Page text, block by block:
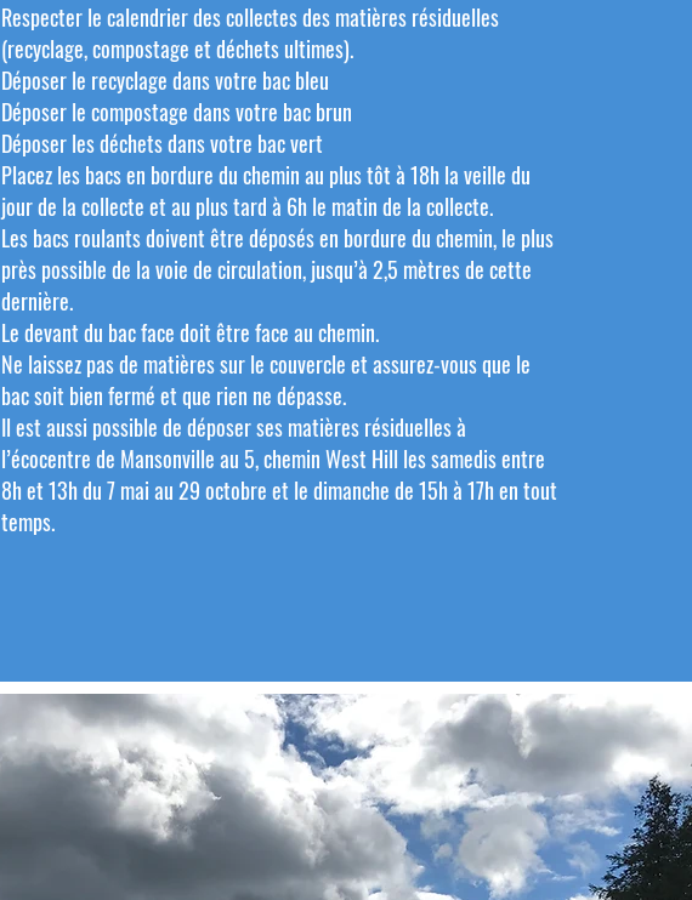
Respecter le calendrier des collectes des matières résiduelles
(recyclage, compostage et déchets ultimes).
Déposer le recyclage dans votre bac bleu
Déposer le compostage dans votre bac brun
Déposer les déchets dans votre bac vert
Placez les bacs en bordure du chemin au plus tôt à 18h la veille du
jour de la collecte et au plus tard à 6h le matin de la collecte.
Les bacs roulants doivent être déposés en bordure du chemin, le plus
près possible de la voie de circulation, jusqu’à 2,5 mètres de cette
dernière.
Le devant du bac face doit être face au chemin.
Ne laissez pas de matières sur le couvercle et assurez-vous que le
bac soit bien fermé et que rien ne dépasse.
Il est aussi possible de déposer ses matières résiduelles à
l’écocentre de Mansonville au 5, chemin West Hill les samedis entre
8h et 13h du 7 mai au 29 octobre et le dimanche de 15h à 17h en tout
temps.